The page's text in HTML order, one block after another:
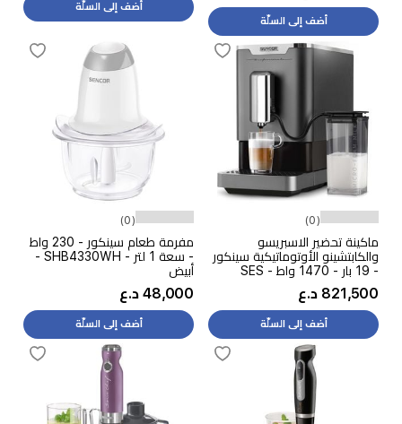
أضف إلى السلّة
أضف إلى السلّة
(0)
ماكينة تحضير الاسبريسو
والكابتشينو الأوتوماتيكية سينكور
- 19 بار - 1470 واط - SES
9200CH - سلفر
821,500 د.ع
أضف إلى السلّة
(0)
مفرمة طعام سينكور - 230 واط
- سعة 1 لتر - SHB4330WH -
أبيض
48,000 د.ع
أضف إلى السلّة